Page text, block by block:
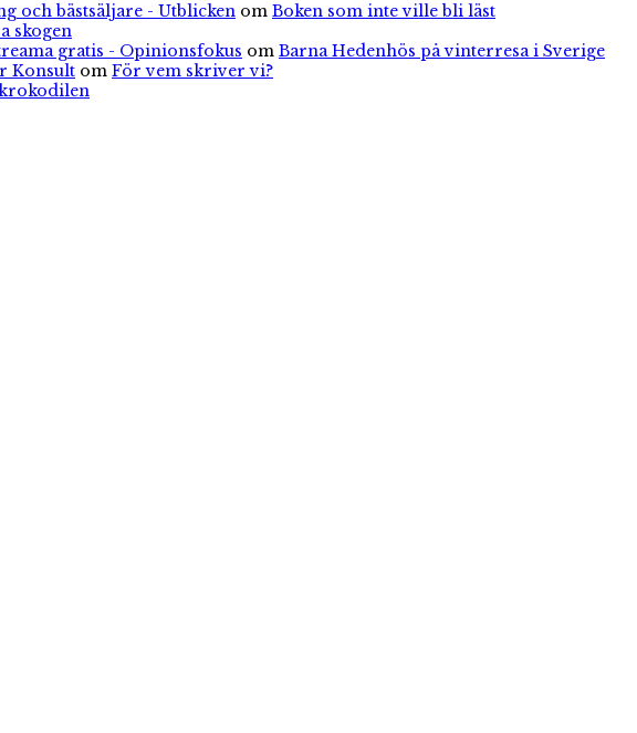
och bästsäljare - Utblicken om Boken som inte ville bli läst
skogen
gratis - Opinionsfokus om Barna Hedenhös på vinterresa i Sverige
Konsult om För vem skriver vi?